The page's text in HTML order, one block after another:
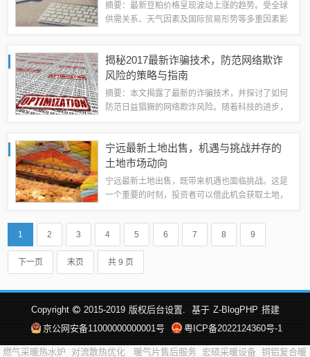
摘要：最新豆粕价格呈现波动上涨的趋势。受全球
供需关系、天气因素及国际贸易形势等多重因素影
格仍将继续上涨。建议相关企业和农户密切关...
揭秘2017最新诈骗技术，防范网络欺诈
风险的策略与指南
摘要：本文揭露了最新的诈骗技术，并探讨了如何
防范日益猖獗的网络欺诈风险。随着科技的进步，
性，并给出了一些实用的防范建议，如保护个人...
宁远最新土地出售，机遇与挑战并存的
土地市场动向
宁远最新土地出售，既带来机遇也面临挑战。这是
一个重要的时刻，投资者可以借此机会获取土地，
策环境等进行深入研究，以应对可能出现的风险和
挑战。出售土地的机遇在于提供了更多的发展...
1 2 3 4 5 6 7 8 9
下一页 末页 共 9 页
Copyright 2015-2019 版权后台设置. 基于 Z-BlogPHP 搭建
京公网安备11000000000001号
粤ICP备2022124360号-1
燃气采暖热水炉 对流散热优化 暖气片售后服务 宏硕采暖设备 铜铝复合暖